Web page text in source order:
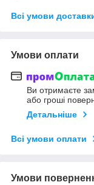
Всі умови
Умови оплати
Ви отримаєте
або гроші
Детальніше
Всі умови оплати
Умови